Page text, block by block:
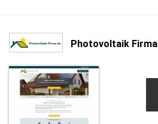
Photovoltaik Firma